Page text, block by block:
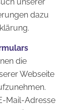
dazu
die
Webseite
Mail-Adresse